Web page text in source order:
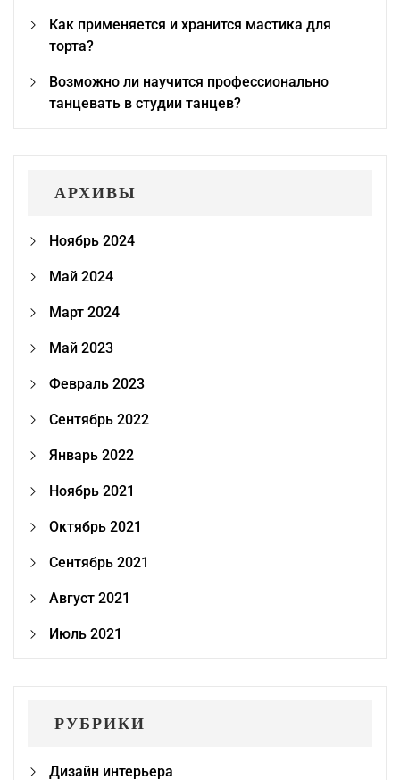
Как применяется и хранится мастика для
торта?
Возможно ли научится профессионально
танцевать в студии танцев?
АРХИВЫ
Ноябрь 2024
Май 2024
Март 2024
Май 2023
Февраль 2023
Сентябрь 2022
Январь 2022
Ноябрь 2021
Октябрь 2021
Сентябрь 2021
Август 2021
Июль 2021
РУБРИКИ
Дизайн интерьера